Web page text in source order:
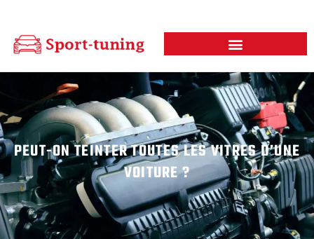
PEUT-ON TEINTER TOUTES LES VITRES D’UNE
VOITURE ?